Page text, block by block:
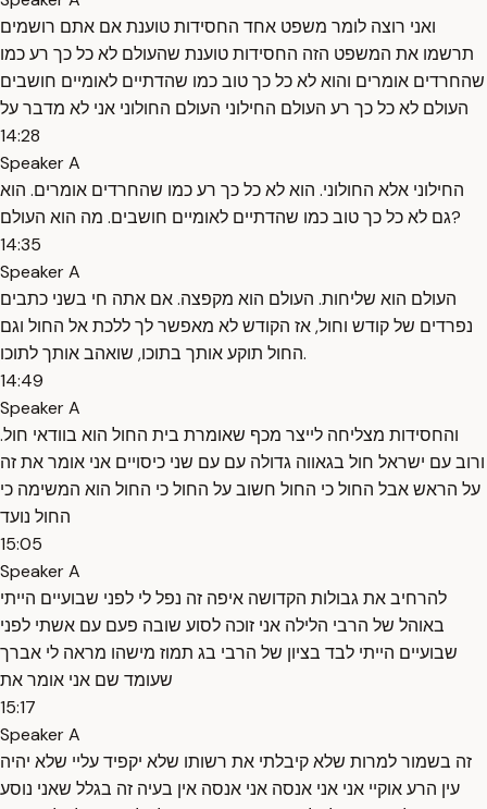
ואני רוצה לומר משפט אחד החסידות טוענת אם אתם רושמים
תרשמו את המשפט הזה החסידות טוענת שהעולם לא כל כך רע כמו
שהחרדים אומרים והוא לא כל כך טוב כמו שהדתיים לאומיים חושבים
העולם לא כל כך רע העולם החילוני העולם החולוני אני לא מדבר על
14:28
Speaker A
החילוני אלא החולוני. הוא לא כל כך רע כמו שהחרדים אומרים. הוא
גם לא כל כך טוב כמו שהדתיים לאומיים חושבים. מה הוא העולם?
14:35
Speaker A
העולם הוא שליחות. העולם הוא מקפצה. אם אתה חי בשני כתבים
נפרדים של קודש וחול, אז הקודש לא מאפשר לך ללכת אל החול וגם
החול תוקע אותך בתוכו, שואהב אותך לתוכו.
14:49
Speaker A
והחסידות מצליחה לייצר מכף שאומרת בית החול הוא בוודאי חול.
ורוב עם ישראל חול בגאווה גדולה עם עם שני כיסויים אני אומר את זה
על הראש אבל החול כי החול חשוב על החול כי החול הוא המשימה כי
החול נועד
15:05
Speaker A
להרחיב את גבולות הקדושה איפה זה נפל לי לפני שבועיים הייתי
באוהל של הרבי הלילה אני זוכה לסוע שובה פעם עם אשתי לפני
שבועיים הייתי לבד בציון של הרבי בג תמוז מישהו מראה לי אברך
שעומד שם אני אומר את
15:17
Speaker A
זה בשמור למרות שלא קיבלתי את רשותו שלא יקפיד עליי שלא יהיה
עין הרע אוקיי אני אני אנסה אני אנסה אין בעיה זה בגלל שאני נוסע